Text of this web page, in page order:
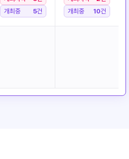
개최중
5건
개최중
10건